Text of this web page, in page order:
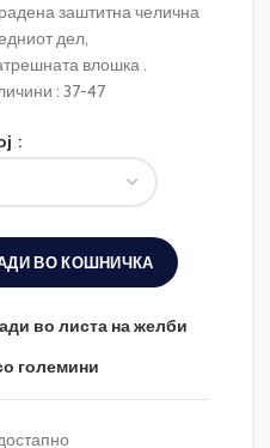
заштитна челична
дел,
влошка .
: 37-47
ВО КОШНИЧКА
во листа на желби
големини